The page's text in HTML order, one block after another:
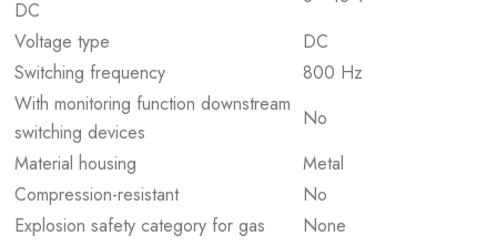
DC
Voltage type
DC
Switching frequency
800 Hz
With monitoring function downstream
switching devices
No
Material housing
Metal
Compression-resistant
No
Explosion safety category for gas
None